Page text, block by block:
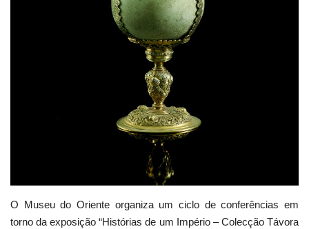
O Museu do Oriente organiza um ciclo de conferências em
torno da exposição “Histórias de um Império – Colecção Távora